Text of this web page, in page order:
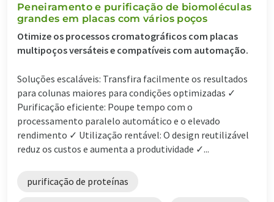
Peneiramento e purificação de biomoléculas
grandes em placas com vários poços
Otimize os processos cromatográficos com placas
multipoços versáteis e compatíveis com automação.
Soluções escaláveis: Transfira facilmente os resultados
para colunas maiores para condições optimizadas ✓
Purificação eficiente: Poupe tempo com o
processamento paralelo automático e o elevado
rendimento ✓ Utilização rentável: O design reutilizável
reduz os custos e aumenta a produtividade ✓...
purificação de proteínas